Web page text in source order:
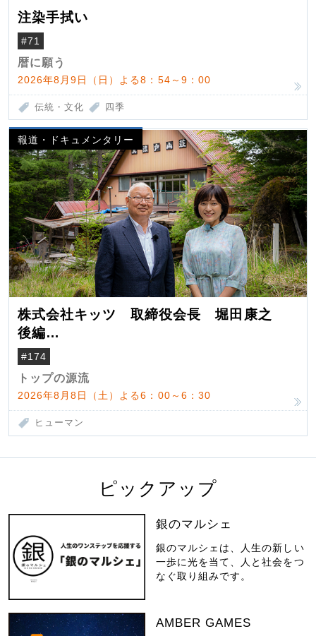
注染手拭い
#71
暦に願う
2026年8月9日（日）よる8：54～9：00
伝統・文化 四季
報道・ドキュメンタリー
株式会社キッツ 取締役会長 堀田康之
後編
米国駐在でも浮かんだ八ヶ岳 山小屋を営
んだ父母
#174
トップの源流
2026年8月8日（土）よる6：00～6：30
ヒューマン
ピックアップ
銀のマルシェ
銀のマルシェは、人生の新しい
一歩に光を当て、人と社会をつ
なぐ取り組みです。
AMBER GAMES